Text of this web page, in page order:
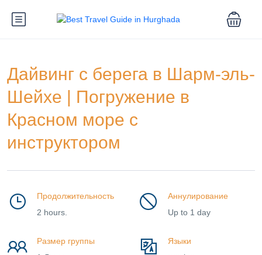
Дайвинг с берега в Шарм-эль-
Шейхе | Погружение в
Красном море с
инструктором
Продолжительность
2 hours.
Аннулирование
Up to 1 day
Размер группы
Языки